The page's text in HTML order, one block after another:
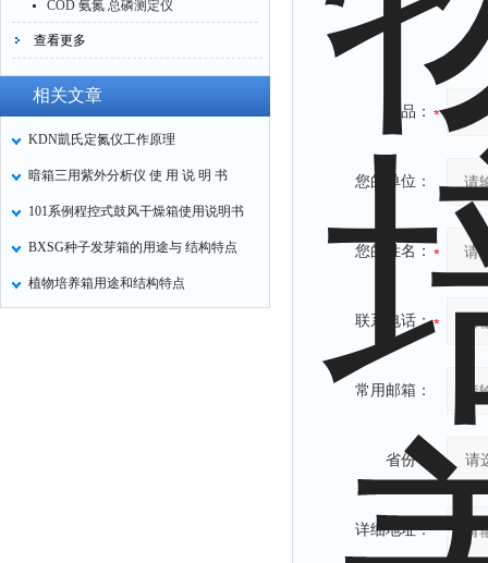
COD 氨氮 总磷测定仪
查看更多
相关文章
KDN凱氏定氮仪工作原理
暗箱三用紫外分析仪 使 用 说 明 书
101系例程控式鼓风干燥箱使用说明书
BXSG种子发芽箱的用途与 结构特点
植物培养箱用途和结构特点
产品：
您的单位：
您的姓名：
联系电话：
常用邮箱：
省份：
详细地址：